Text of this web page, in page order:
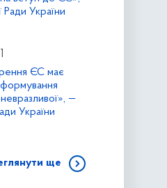
України
ЄС має
—
України
ще